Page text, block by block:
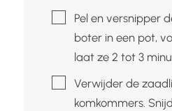
▢Pel en versnipper
boter in een pot,
laat ze 2 tot 3
▢Verwijder de
komkommers.